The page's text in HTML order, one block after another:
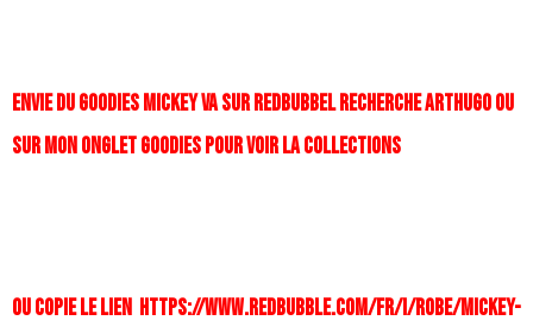
ENVIE DU GOODIES MICKEY VA SUR REDBUBBEL RECHERCHE ARTHUGO OU
SUR MON ONGLET GOODIES POUR VOIR LA COLLECTIONS
OU COPIE LE LIEN https://www.redbubble.com/fr/i/robe/MICKEY-